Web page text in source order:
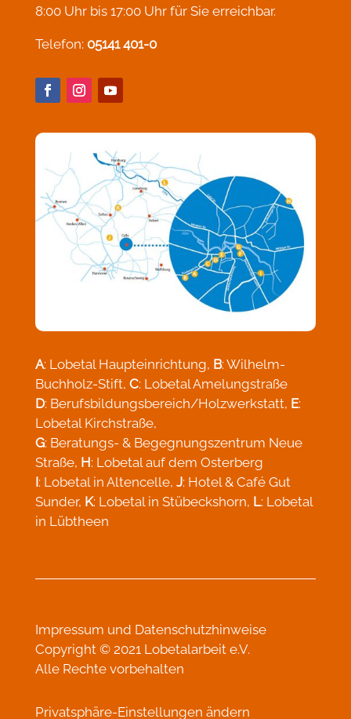
8:00 Uhr bis 17:00 Uhr für Sie erreichbar.
Telefon: 05141 401-0
A: Lobetal Haupteinrichtung, B: Wilhelm-
Buchholz-Stift, C: Lobetal Amelungstraße
D: Berufsbildungsbereich/Holzwerkstatt, E:
Lobetal Kirchstraße,
G: Beratungs- & Begegnungszentrum Neue
Straße, H: Lobetal auf dem Osterberg
I: Lobetal in Altencelle, J: Hotel & Café Gut
Sunder, K: Lobetal in Stübeckshorn, L: Lobetal
in Lübtheen
Impressum und Datenschutzhinweise
Copyright © 2021 Lobetalarbeit e.V.
Alle Rechte vorbehalten
Privatsphäre-Einstellungen ändern